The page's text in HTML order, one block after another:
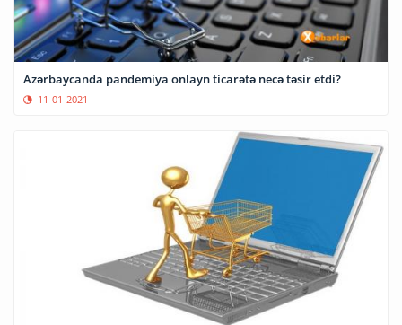
Azərbaycanda pandemiya onlayn ticarətə necə təsir etdi?
11-01-2021